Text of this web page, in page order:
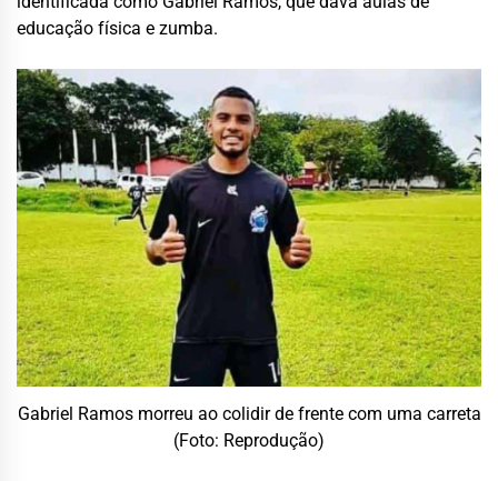
educação física e zumba.
Gabriel Ramos morreu ao colidir de frente com uma carreta
(Foto: Reprodução)